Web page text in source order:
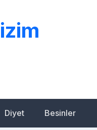
Diyet Besinler